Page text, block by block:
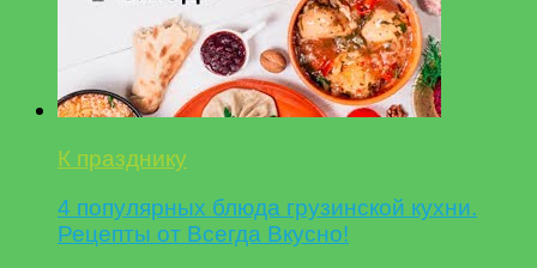
К празднику
4 популярных блюда грузинской кухни.
Рецепты от Всегда Вкусно!